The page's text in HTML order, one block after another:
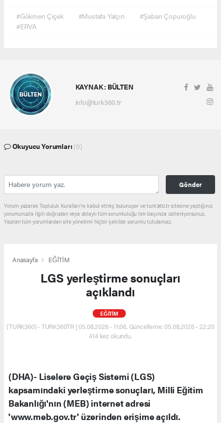
#Gökmen Çiçek #Mustafa Yalçın
#Şaban Çopuroğlu
#ERVA
KAYNAK : BÜLTEN
info@turk360.tr
Okuyucu Yorumları (0)
Gönder
Yorum yazarak Topluluk Kuralları’nı kabul etmiş bulunuyor ve turk360.tr sitesine yaptığınız
yorumunuzla ilgili doğrudan veya dolaylı tüm sorumluluğu tek başınıza üstleniyorsunuz.
Yazılan tüm yorumlardan site yönetimi hiçbir şekilde sorumlu tutulamaz.
Anasayfa EĞİTİM
LGS yerleştirme sonuçları
açıklandı
EĞİTİM
(TURK360) - TURK360TR | 05.08.2026 - 11:06, Güncelleme: 05.08.2026 - 22:20
414 kez okundu.
(DHA)- Liselere Geçiş Sistemi (LGS)
kapsamındaki yerleştirme sonuçları, Milli Eğitim
Bakanlığı'nın (MEB) internet adresi
'www.meb.gov.tr' üzerinden erişime açıldı.